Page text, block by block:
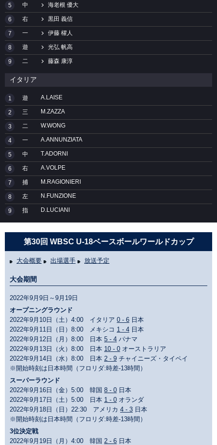
5 中 海老根 優大
6 右 黒田 義信
7 一 伊藤 櫂人
8 遊 光弘 帆高
9 二 藤森 康淳
イタリア
1 遊 A.LAISE
2 三 M.ZAZZA
3 二 W.WONG
4 一 A.ANNUNZIATA
5 中 T.ADORNI
6 右 A.VOLPE
7 捕 M.RAGIONIERI
8 左 N.FUNZIONE
9 指 D.LUCIANI
第30回 WBSC U-18ベースボールワールドカップ
大会概要 出場選手 放送予定
大会期間
2022年9月9日～9月19日
オープニングラウンド
2022年9月10日（土）4:00 イタリア 0 - 6 日本
2022年9月11日（日）8:00 メキシコ 1 - 4 日本
2022年9月12日（月）8:00 日本 5 - 4 パナマ
2022年9月13日（火）8:00 日本 10 - 0 オーストラリア
2022年9月14日（水）8:00 日本 2 - 9 チャイニーズ・タイペイ
※開始時刻は日本時間（フロリダ:時差-13時間）
スーパーラウンド
2022年9月16日（金）5:00 韓国 8 - 0 日本
2022年9月17日（土）5:00 日本 1 - 0 オランダ
2022年9月18日（日）22:30 アメリカ 4 - 3 日本
※開始時刻は日本時間（フロリダ:時差-13時間）
3位決定戦
2022年9月19日（月）4:00 韓国 2 - 6 日本